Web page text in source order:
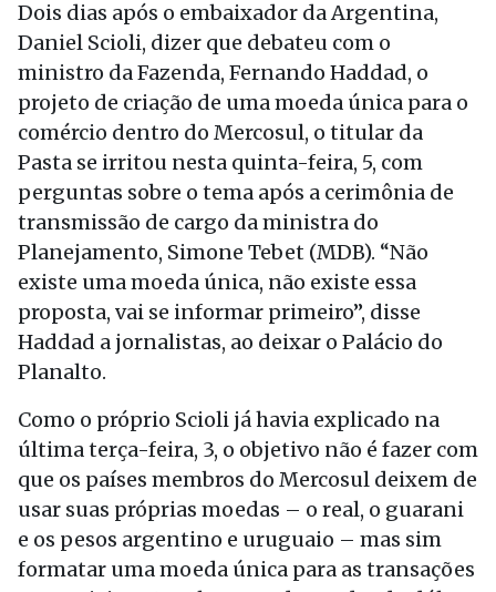
Dois dias após o embaixador da Argentina,
Daniel Scioli, dizer que debateu com o
ministro da Fazenda, Fernando Haddad, o
projeto de criação de uma moeda única para o
comércio dentro do Mercosul, o titular da
Pasta se irritou nesta quinta-feira, 5, com
perguntas sobre o tema após a cerimônia de
transmissão de cargo da ministra do
Planejamento, Simone Tebet (MDB). “Não
existe uma moeda única, não existe essa
proposta, vai se informar primeiro”, disse
Haddad a jornalistas, ao deixar o Palácio do
Planalto.
Como o próprio Scioli já havia explicado na
última terça-feira, 3, o objetivo não é fazer com
que os países membros do Mercosul deixem de
usar suas próprias moedas – o real, o guarani
e os pesos argentino e uruguaio – mas sim
formatar uma moeda única para as transações